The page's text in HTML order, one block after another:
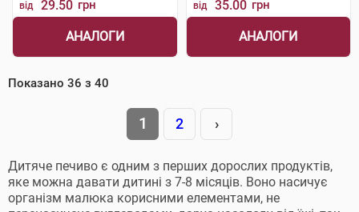
від 29.50 грн
АНАЛОГИ
від 35.00 грн
АНАЛОГИ
Показано 36 з 40
1 2 ›
Дитяче печиво є одним з перших дорослих продуктів,
яке можна давати дитині з 7-8 місяців. Воно насичує
організм малюка корисними елементами, не